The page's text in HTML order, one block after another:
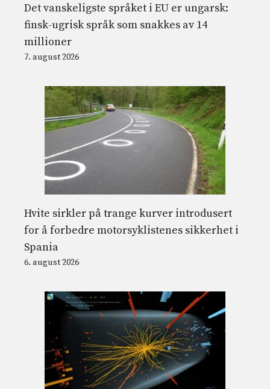
Det vanskeligste språket i EU er ungarsk:
finsk-ugrisk språk som snakkes av 14
millioner
7. august 2026
Hvite sirkler på trange kurver introdusert
for å forbedre motorsyklistenes sikkerhet i
Spania
6. august 2026